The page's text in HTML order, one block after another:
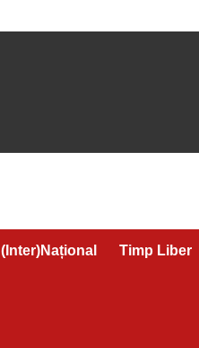
(Inter)Național Timp Liber